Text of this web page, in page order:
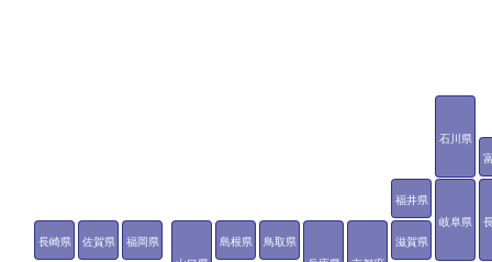
石川県
福井県
岐阜県
滋賀県
鳥取県
島根県
福岡県
佐賀県
長崎県